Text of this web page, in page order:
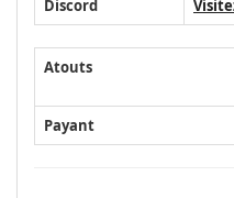
Discord
Atouts
Payant